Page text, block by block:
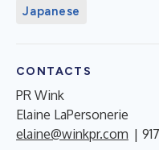
Japanese
CONTACTS
PR Wink
Elaine LaPersonerie
elaine@winkpr.com |